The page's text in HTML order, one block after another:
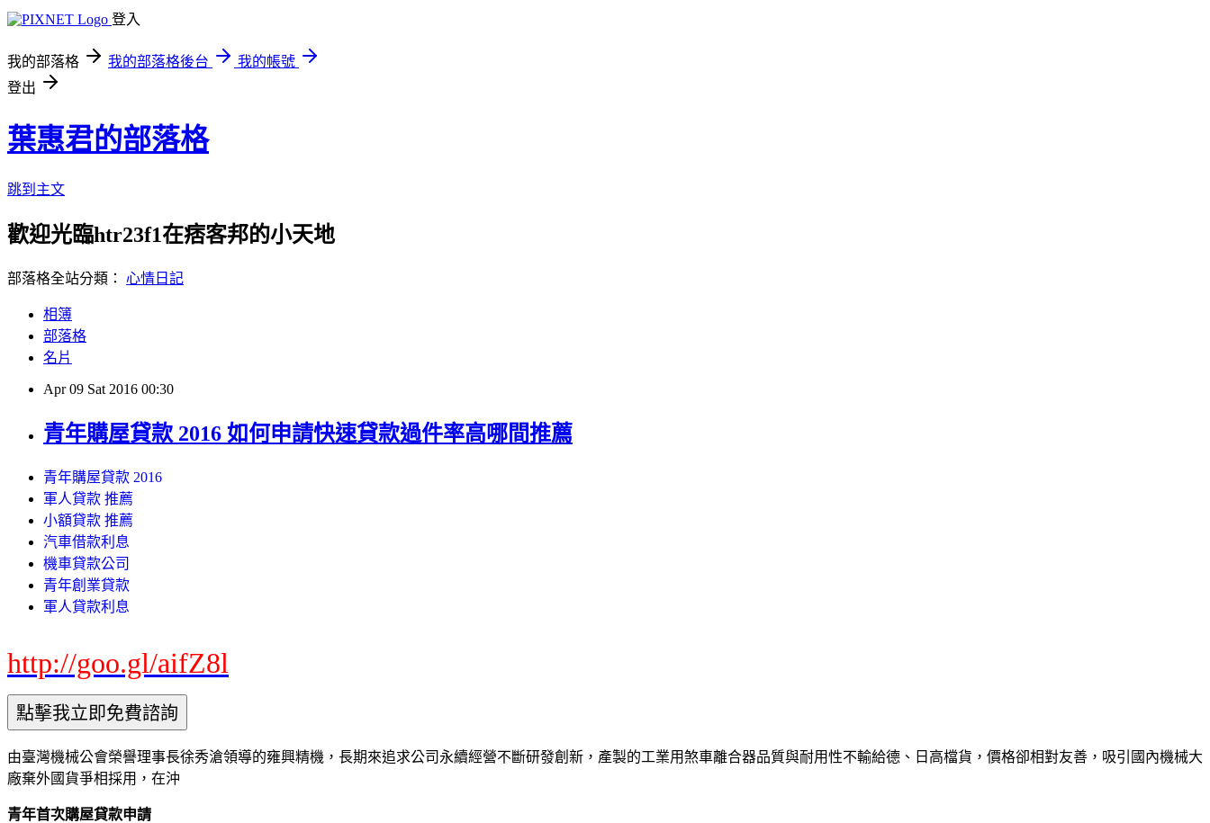
登入
我的部落格 我的部落格後台
我的帳號
登出
葉惠君的部落格
跳到主文
歡迎光臨htr23f1在痞客邦的小天地
部落格全站分類： 心情日記
相簿
部落格
名片
Apr 09 Sat 2016 00:30
青年購屋貸款 2016 如何申請快速貸款過件率高哪間推薦
青年購屋貸款 2016
軍人貸款 推薦
小額貸款 推薦
汽車借款利息
機車貸款公司
青年創業貸款
軍人貸款利息
http://goo.gl/aifZ8l
由臺灣機械公會榮譽理事長徐秀滄領導的雍興精機，長期來追求公司永續經營不斷研發創新，產製的工業用煞車離合器品質與耐用性不輸給德、日高檔貨，價格卻相對友善，吸引國內機械大
廠棄外國貨爭相採用，在沖
青年首次購屋貸款申請